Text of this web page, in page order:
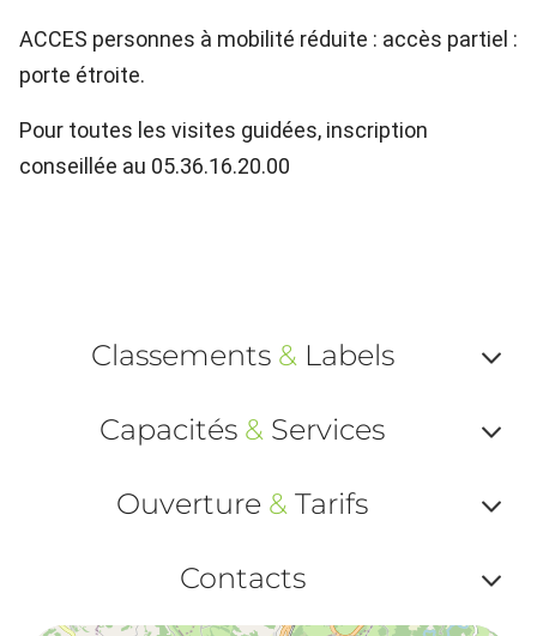
ACCES personnes à mobilité réduite : accès partiel :
porte étroite.
Pour toutes les visites guidées, inscription
conseillée au 05.36.16.20.00
Classements & Labels
ou
Capacités & Services
ou
Ouverture & Tarifs
ou
Contacts